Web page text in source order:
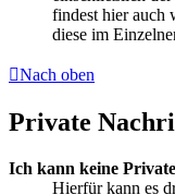
findest hier auch
diese im
Nach oben
Private
Ich kann keine
Hierfür kann es